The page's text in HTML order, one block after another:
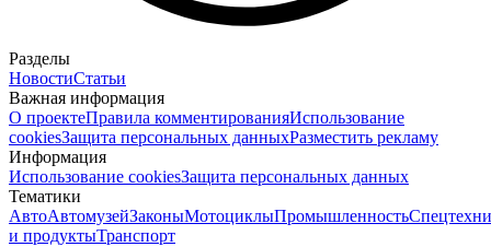
Разделы
НовостиСтатьи
Важная информация
О проектеПравила комментированияИспользование
cookiesЗащита персональных данныхРазместить рекламу
Информация
Использование cookiesЗащита персональных данных
Тематики
АвтоАвтомузейЗаконыМотоциклыПромышленность
и продуктыТранспорт